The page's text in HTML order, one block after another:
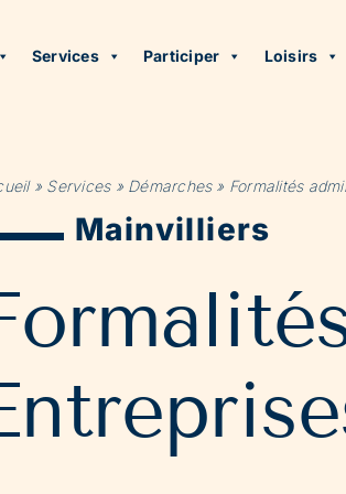
Services Participer Loisirs
» Services» Démarches» Formalités
Mainvilliers